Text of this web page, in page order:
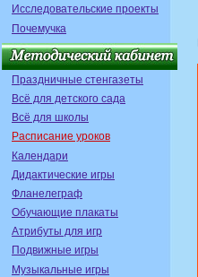
Исследовательские проекты
Почемучка
Праздничные стенгазеты
Всё для детского сада
Всё для школы
Расписание уроков
Календари
Дидактические игры
Фланелеграф
Обучающие плакаты
Атрибуты для игр
Подвижные игры
Музыкальные игры